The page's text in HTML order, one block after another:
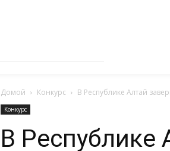
Домой Конкурс В Республике Алтай
Конкурс
В Республике